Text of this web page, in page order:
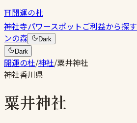
⛩開運の杜
神社寺パワースポットご利益から探す
ンの森
Dark
Dark
開運の杜/神社/粟井神社
神社香川県
粟井神社